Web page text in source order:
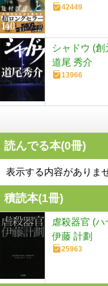
42449
シャドウ (
道尾 秀介
13966
読んでる本(0冊)
表示する内容がありま
積読本(1冊)
虐殺器官 (
伊藤 計劃
25963